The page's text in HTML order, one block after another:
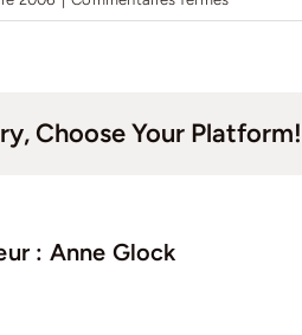
Décembre
Choose Your Platform!
: Anne Glock